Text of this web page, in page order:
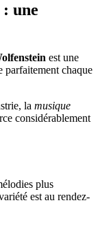
: une
est une
parfaitement chaque
la musique
considérablement
plus
est au rendez-